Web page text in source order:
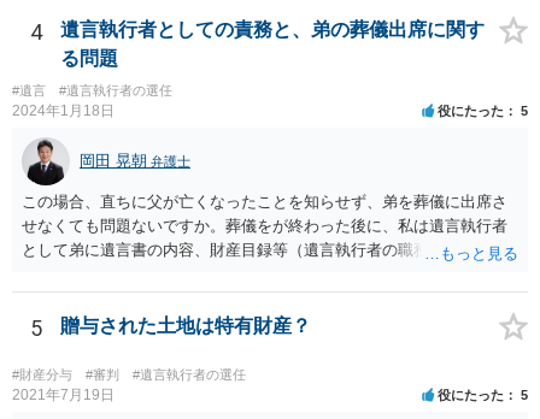
4
遺言執行者としての責務と、弟の葬儀出席に関す
る問題
#遺言 #遺言執行者の選任
2024年1月18日 役にたった 5
岡田 晃朝 弁護士
この場合、直ちに父が亡くなったことを知らせず、弟を葬儀に出席さ
せなくても問題ないですか。葬儀をが終わった後に、私は遺言執行者
として弟に遺言書の内容、財産目録等（遺言執行者の職務）を知らせ
るかは喪主の自由です。 呼ばなくてもかまいません。 そもそも、そう
いう法律関係にありません。 遺言の内容と遺産の総額の通知、公正証
で、対応しましょう。 そのあとは遺留分の請求などがあればそれへの
対応となるでしょう。
5 贈与された土地は特有財産？
#財産分与 #審判 #遺言執行者の選任
2021年7月19日 役にたった 5